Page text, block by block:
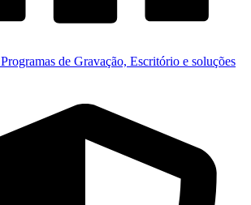
Programas de Gravação, Escritório e soluções